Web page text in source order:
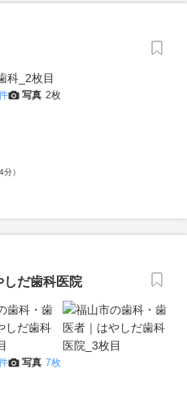
写真 2枚
）
しだ歯科医院
写真 7枚